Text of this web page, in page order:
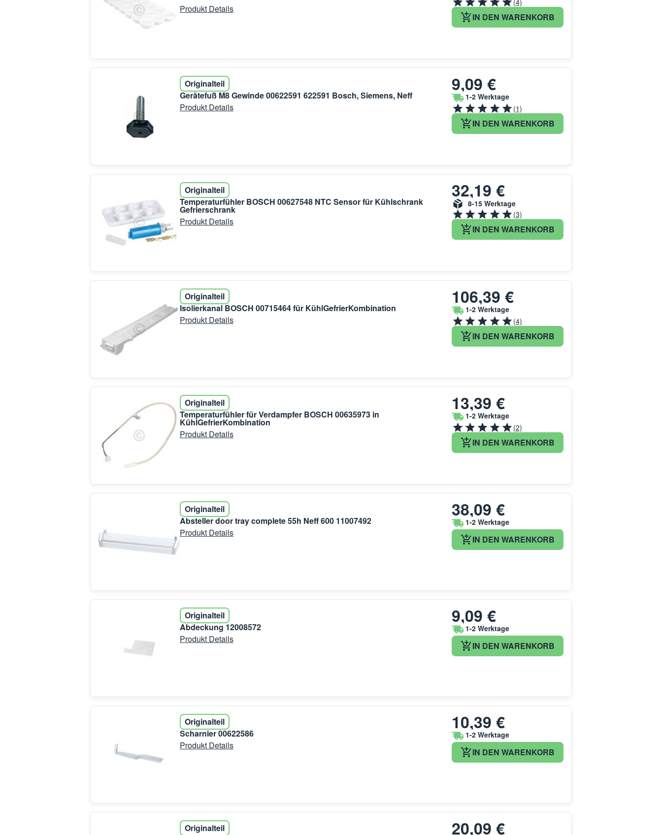
Produkt Details
IN DEN WARENKORB
Originalteil
Gerätefuß M8 Gewinde 00622591 622591 Bosch, Siemens, Neff
Produkt Details
9,09 €
1-2 Werktage
(1)
IN DEN WARENKORB
Originalteil
Temperaturfühler BOSCH 00627548 NTC Sensor für Kühlschrank
Gefrierschrank
Produkt Details
32,19 €
8-15 Werktage
(3)
IN DEN WARENKORB
Originalteil
Isolierkanal BOSCH 00715464 für KühlGefrierKombination
Produkt Details
106,39 €
1-2 Werktage
(4)
IN DEN WARENKORB
Originalteil
Temperaturfühler für Verdampfer BOSCH 00635973 in
KühlGefrierKombination
Produkt Details
13,39 €
1-2 Werktage
(2)
IN DEN WARENKORB
Originalteil
Absteller door tray complete 55h Neff 600 11007492
Produkt Details
38,09 €
1-2 Werktage
IN DEN WARENKORB
Originalteil
Abdeckung 12008572
Produkt Details
9,09 €
1-2 Werktage
IN DEN WARENKORB
Originalteil
Scharnier 00622586
Produkt Details
10,39 €
1-2 Werktage
IN DEN WARENKORB
Originalteil
20,09 €